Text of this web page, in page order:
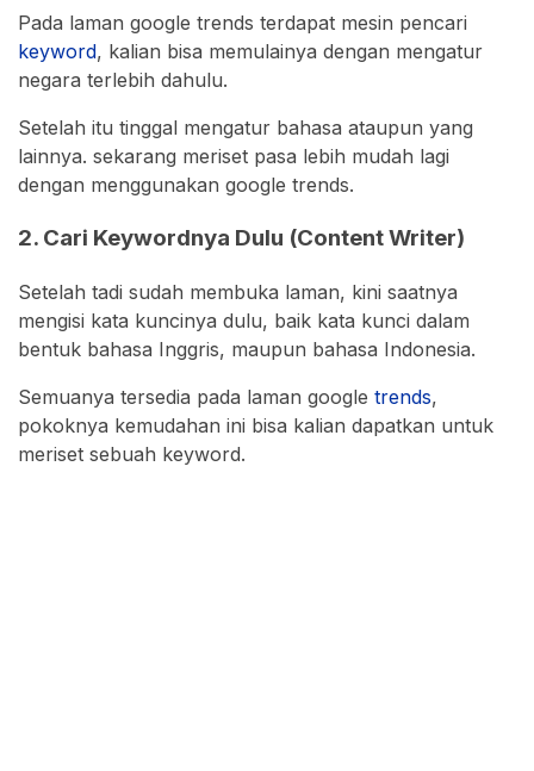
Pada laman google trends terdapat mesin pencari
keyword, kalian bisa memulainya dengan mengatur
negara terlebih dahulu.
Setelah itu tinggal mengatur bahasa ataupun yang
lainnya. sekarang meriset pasa lebih mudah lagi
dengan menggunakan google trends.
2. Cari Keywordnya Dulu (Content Writer)
Setelah tadi sudah membuka laman, kini saatnya
mengisi kata kuncinya dulu, baik kata kunci dalam
bentuk bahasa Inggris, maupun bahasa Indonesia.
Semuanya tersedia pada laman google trends,
pokoknya kemudahan ini bisa kalian dapatkan untuk
meriset sebuah keyword.